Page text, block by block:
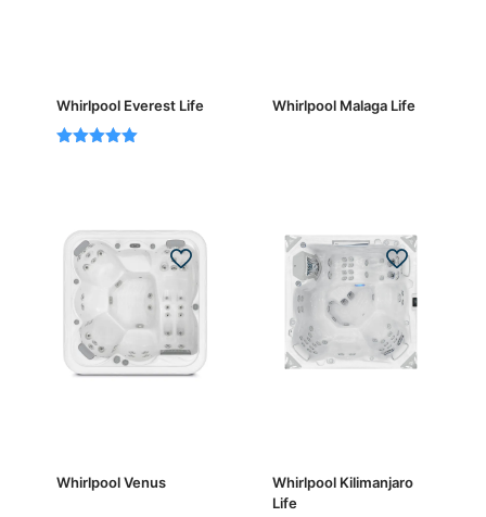
Whirlpool Everest Life Whirlpool Malaga Life
Whirlpool Venus
Whirlpool Kilimanjaro
Life